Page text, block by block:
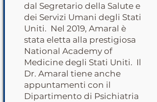
dal Segretario della Salute e
dei Servizi Umani degli Stati
Uniti. Nel 2019, Amaral è
stata eletta alla prestigiosa
National Academy of
Medicine degli Stati Uniti. Il
Dr. Amaral tiene anche
appuntamenti con il
Dipartimento di Psichiatria